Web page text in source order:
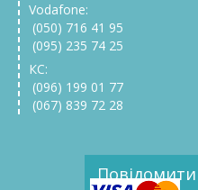
Vodafone:
(050) 716 41 95
(095) 235 74 25
КС:
(096) 199 01 77
(067) 839 72 28